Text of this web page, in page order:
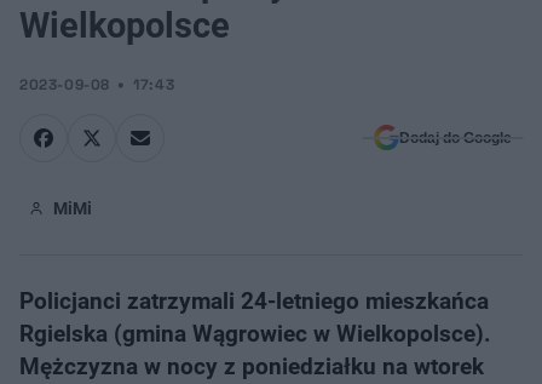
Wielkopolsce
2023-09-08 17:43
Dodaj do Google
MiMi
Policjanci zatrzymali 24-letniego mieszkańca
Rgielska (gmina Wągrowiec w Wielkopolsce).
Mężczyzna w nocy z poniedziałku na wtorek